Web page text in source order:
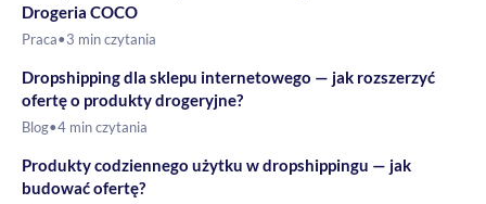
Drogeria COCO
Praca•3 min czytania
Dropshipping dla sklepu internetowego — jak rozszerzyć
ofertę o produkty drogeryjne?
Blog•4 min czytania
Produkty codziennego użytku w dropshippingu — jak
budować ofertę?